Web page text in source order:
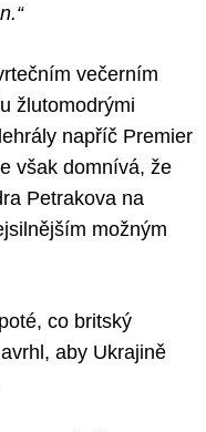
večerním
žlutomodrými
napříč Premier
však domnívá, že
Petrakova na
možným
co britský
aby Ukrajině